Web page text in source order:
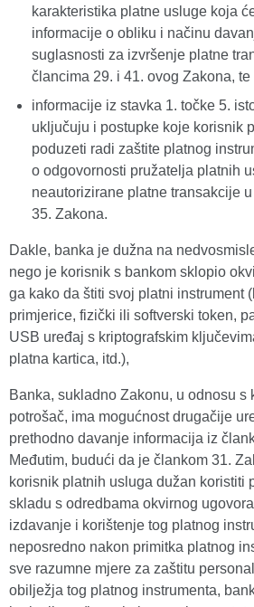
karakteristika platne usluge koja
informacije o obliku i načinu
suglasnosti za izvršenje platne
člancima 29. i 41. ovog Zakona, te
informacije iz stavka 1. točke 5.
uključuju i postupke koje korisnik
poduzeti radi zaštite platnog
o odgovornosti pružatelja platnih
neautorizirane platne transakcije
35. Zakona.
Dakle, banka je dužna na
nego je korisnik s bankom sklopio
ga kako da štiti svoj platni instrument
primjerice, fizički ili softverski token,
USB uređaj s kriptografskim
platna kartica, itd.),
Banka, sukladno Zakonu, u odnosu s
potrošač, ima mogućnost drugačije
prethodno davanje informacija iz
Međutim, budući da je člankom 31.
korisnik platnih usluga dužan koristiti
skladu s odredbama okvirnog
izdavanje i korištenje tog platnog
neposredno nakon primitka platnog
sve razumne mjere za zaštitu
obilježja tog platnog instrumenta,